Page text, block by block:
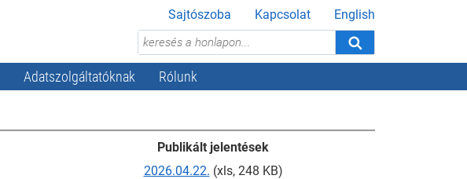
Sajtószoba Kapcsolat English
Adatszolgáltatóknak Rólunk
Publikált jelentések
2026.04.22. (xls, 248 KB)